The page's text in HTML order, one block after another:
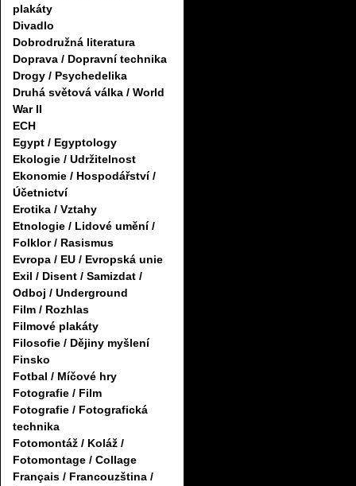
plakáty
Divadlo
Dobrodružná literatura
Doprava / Dopravní technika
Drogy / Psychedelika
Druhá světová válka / World
War II
ECH
Egypt / Egyptology
Ekologie / Udržitelnost
Ekonomie / Hospodářství /
Účetnictví
Erotika / Vztahy
Etnologie / Lidové umění /
Folklor / Rasismus
Evropa / EU / Evropská unie
Exil / Disent / Samizdat /
Odboj / Underground
Film / Rozhlas
Filmové plakáty
Filosofie / Dějiny myšlení
Finsko
Fotbal / Míčové hry
Fotografie / Film
Fotografie / Fotografická
technika
Fotomontáž / Koláž /
Fotomontage / Collage
Français / Francouzština /